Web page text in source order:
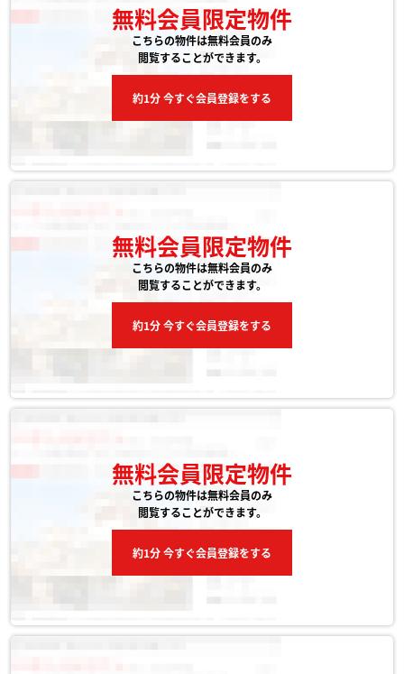
無料会員限定物件
こちらの物件は無料会員のみ
閲覧することができます。
約1分 今すぐ会員登録をする
無料会員限定物件
こちらの物件は無料会員のみ
閲覧することができます。
約1分 今すぐ会員登録をする
無料会員限定物件
こちらの物件は無料会員のみ
閲覧することができます。
約1分 今すぐ会員登録をする